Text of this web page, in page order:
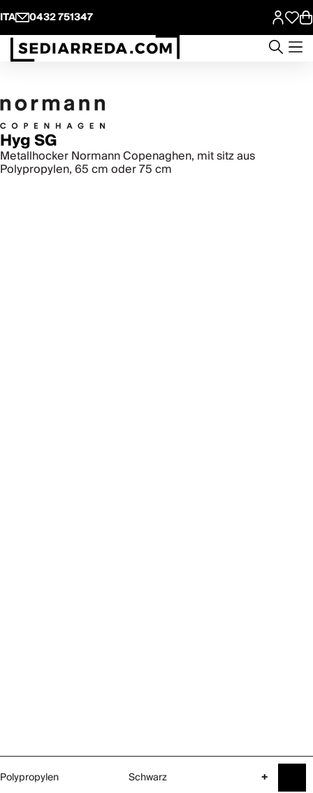
ITA 0432 751347
Hyg SG
Metallhocker Normann Copenaghen, mit sitz aus
Polypropylen, 65 cm oder 75 cm
Polypropylen Schwarz +